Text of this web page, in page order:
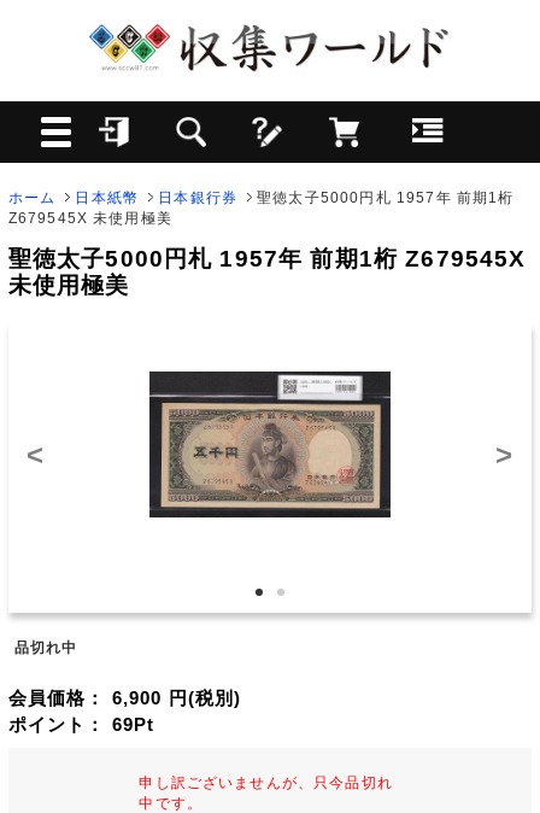
ホーム 日本紙幣 日本銀行券
聖徳太子5000円札 1957年 前期1桁
Z679545X 未使用極美
聖徳太子5000円札 1957年 前期1桁 Z679545X
未使用極美
< >
品切れ中
会員価格： 6,900 円(税別)
ポイント： 69Pt
申し訳ございませんが、只今品切れ
中です。